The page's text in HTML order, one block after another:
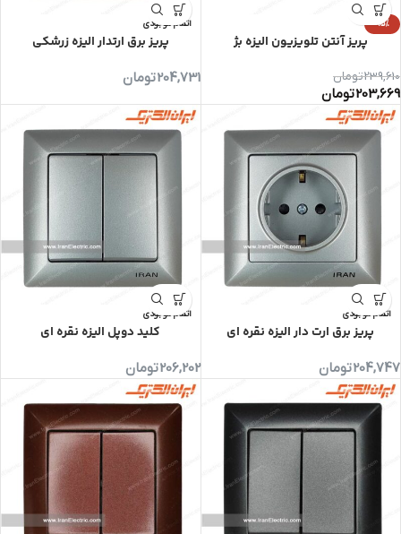
-15%
پریز آنتن تلویزیون الیزه بژ
239,610تومان
203,669تومان
اتمام موجودی
پریز برق ارتدار الیزه زرشکی
204,731تومان
اتمام موجودی
پریز برق ارت دار الیزه نقره ای
204,747تومان
اتمام موجودی
کلید دوپل الیزه نقره ای
206,202تومان